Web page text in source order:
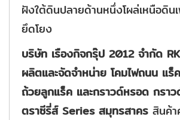
ฝังใต้ดินปลายด้านหนึ่งโผล่เหนือดิน
ยึดโยง
บริษัท เรืองกิจกรุ๊ป 2012 จำกัด
ผลิตและจัดจำหน่าย โคมไฟถนน แ
ถ้วยลูกแร็ค และกราวด์หรอด กราว
ตราซีรี่ส์ Series สมุทรสาคร สินค้